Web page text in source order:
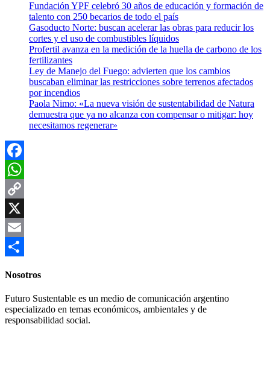
Fundación YPF celebró 30 años de educación y formación de
talento con 250 becarios de todo el país
Gasoducto Norte: buscan acelerar las obras para reducir los
cortes y el uso de combustibles líquidos
Profertil avanza en la medición de la huella de carbono de los
fertilizantes
Ley de Manejo del Fuego: advierten que los cambios
buscaban eliminar las restricciones sobre terrenos afectados
por incendios
Paola Nimo: «La nueva visión de sustentabilidad de Natura
demuestra que ya no alcanza con compensar o mitigar: hoy
necesitamos regenerar»
Facebook
WhatsApp
Copy
Link
X
Email
Nosotros
Futuro Sustentable es un medio de comunicación argentino
especializado en temas económicos, ambientales y de
responsabilidad social.